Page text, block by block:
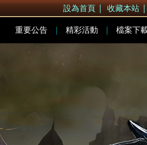
設為首頁 | 收藏本站 |